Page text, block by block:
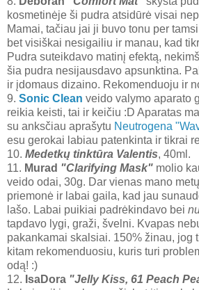
kosmetinėje ši pudra atsidūrė visai
Mamai, tačiau jai ji buvo tonu per
bet visiškai nesigailiu ir manau, kad
Pudra suteikdavo matinį efektą,
šia pudra nesijausdavo apsunktina.
ir įdomaus dizaino. Rekomenduoju ir
9. Sonic Clean veido valymo aparato
reikia keisti, tai ir keičiu :D Aparatas
su anksčiau aprašytu Neutrogena
esu gerokai labiau patenkinta ir tikrai
10. Medetkų tinktūra Valentis, 40ml.
11. Murad "Clarifying Mask" molio
veido odai, 30g. Dar vienas mano
priemonė ir labai gaila, kad jau
lašo. Labai puikiai padrėkindavo bei
tapdavo lygi, graži, švelni. Kvapas
pakankamai skalsiai. 150% žinau, jog
kitam rekomenduosiu, kuris turi
odą! :)
12. IsaDora "Jelly Kiss, 61 Peach